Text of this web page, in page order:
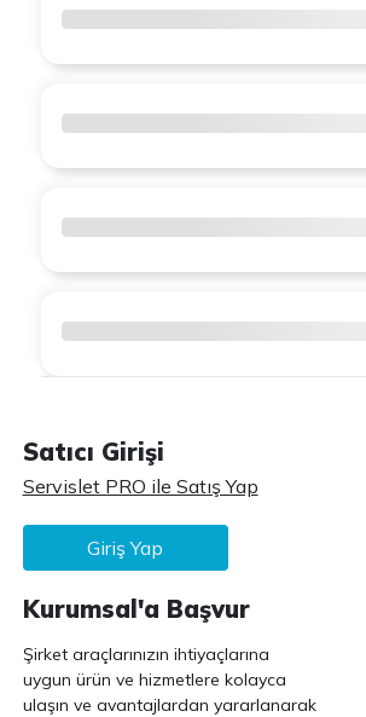
Satıcı Girişi
Servislet PRO ile Satış Yap
Giriş Yap
Kurumsal'a Başvur
Şirket araçlarınızın ihtiyaçlarına
uygun ürün ve hizmetlere kolayca
ulaşın ve avantajlardan yararlanarak